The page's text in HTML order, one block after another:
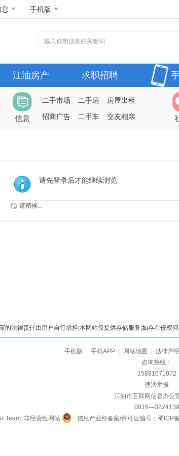
手机版
江油房产 求职招聘
信息
二手市场 二手房
房屋出租
招商广告
二手车 交友相亲
请先登录后才能继续浏览
请稍候...
的法律责任由用户自行承担;本网站仅提供存储服务;如存在侵权
手机版 手机APP 网站地图 法律声明
咨询热线：
15881671072
违法举报
江油市互联网信息办公
0816—3224139
Team.非经营性网站 信息产业部备案/许可证编号：蜀ICP